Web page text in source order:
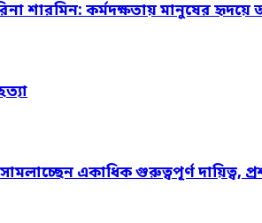
শারমিন: কর্মদক্ষতায় মানুষের
একাধিক গুরুত্বপূর্ণ দায়িত্ব,